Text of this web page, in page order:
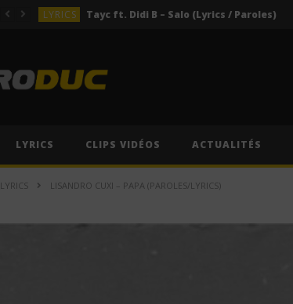
LYRICS Tayc ft. Didi B – Salo (Lyrics / Paroles)
LYRICS
LYRICS Tayc ft. Didi B – Salo (Lyrics / Paroles)
LYRICS CLIPS VIDÉOS ACTUALITÉS
LYRICS LISANDRO CUXI – PAPA (PAROLES/LYRICS)